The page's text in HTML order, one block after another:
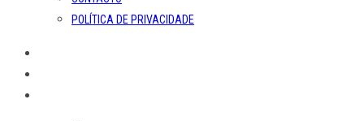
POLÍTICA DE PRIVACIDADE